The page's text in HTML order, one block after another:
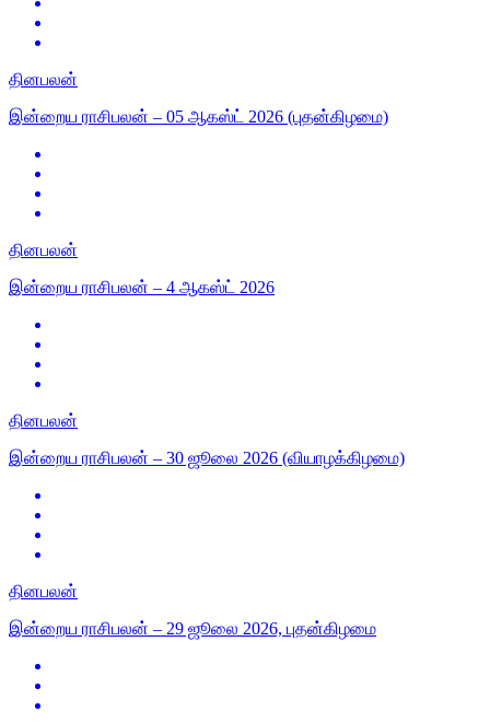
தினபலன்
இன்றைய ராசிபலன் – 05 ஆகஸ்ட் 2026 (புதன்கிழமை)
தினபலன்
இன்றைய ராசிபலன் – 4 ஆகஸ்ட் 2026
தினபலன்
இன்றைய ராசிபலன் – 30 ஜூலை 2026 (வியாழக்கிழமை)
தினபலன்
இன்றைய ராசிபலன் – 29 ஜூலை 2026, புதன்கிழமை